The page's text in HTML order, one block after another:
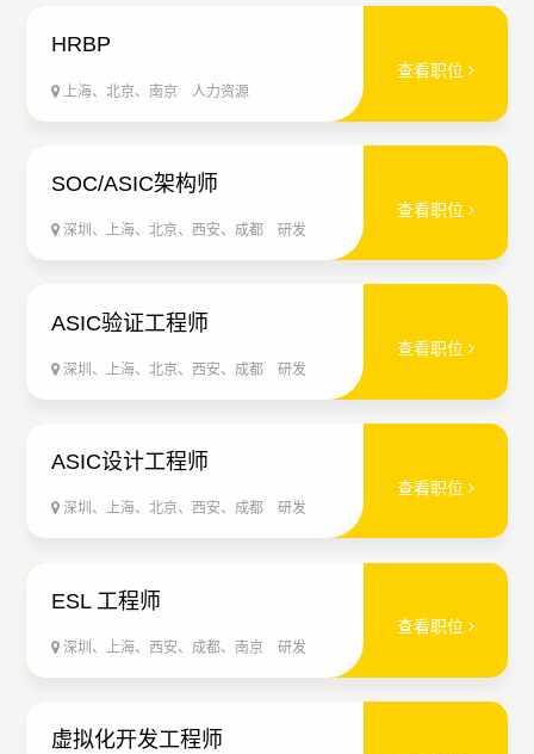
HRBP
上海、北京、南京 人力资源
查看职位
SOC/ASIC架构师
深圳、上海、北京、西安、成都 研发
查看职位
ASIC验证工程师
深圳、上海、北京、西安、成都 研发
查看职位
ASIC设计工程师
深圳、上海、北京、西安、成都 研发
查看职位
ESL 工程师
深圳、上海、西安、成都、南京 研发
查看职位
虚拟化开发工程师